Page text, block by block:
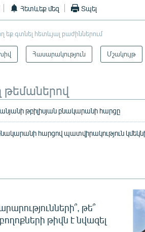
Հետևեք մեզ Տպել
եք գտնել հետևյալ բաժիններում
Հասարակություն Մշակույթ
թեմաներով
թբիլիսյան բնակարանի հարցը
հարցով պատվիրակություն
թե՞
թիվն է նվազել